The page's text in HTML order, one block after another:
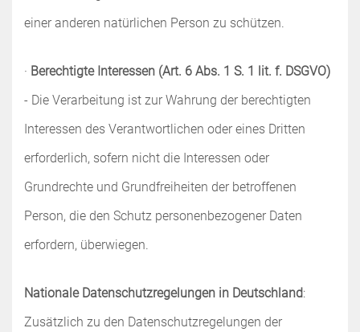
einer anderen natürlichen Person zu schützen.
· Berechtigte Interessen (Art. 6 Abs. 1 S. 1 lit. f. DSGVO)
- Die Verarbeitung ist zur Wahrung der berechtigten
Interessen des Verantwortlichen oder eines Dritten
erforderlich, sofern nicht die Interessen oder
Grundrechte und Grundfreiheiten der betroffenen
Person, die den Schutz personenbezogener Daten
erfordern, überwiegen.
Nationale Datenschutzregelungen in Deutschland:
Zusätzlich zu den Datenschutzregelungen der